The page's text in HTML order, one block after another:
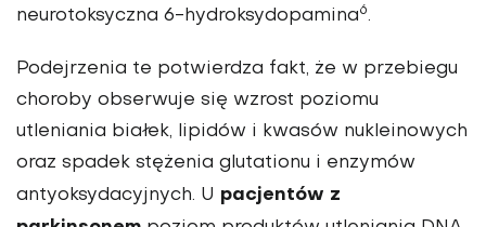
neurotoksyczna 6-hydroksydopamina6.
Podejrzenia te potwierdza fakt, że w przebiegu
choroby obserwuje się wzrost poziomu
utleniania białek, lipidów i kwasów nukleinowych
oraz spadek stężenia glutationu i enzymów
antyoksydacyjnych. U pacjentów z